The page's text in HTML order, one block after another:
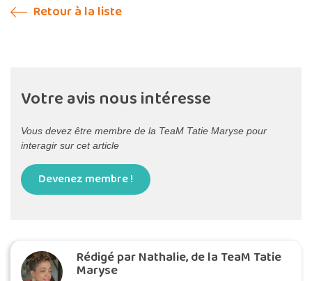
Retour à la liste
Votre avis nous intéresse
Vous devez être membre de la TeaM Tatie Maryse pour
interagir sur cet article
Devenez membre !
Rédigé par Nathalie, de la TeaM Tatie
Maryse